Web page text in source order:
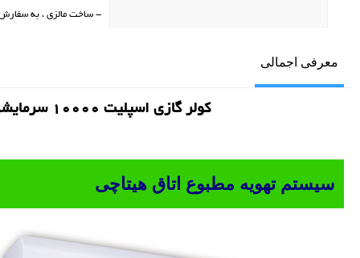
- ساخت مالزی ، به سفارش
معرفی اجمالی
کولر گازی اسپلیت 10000 سرمایشی و گرمایشی هیتاچی
سیستم تهویه مطبوع اتاق هیتاچی